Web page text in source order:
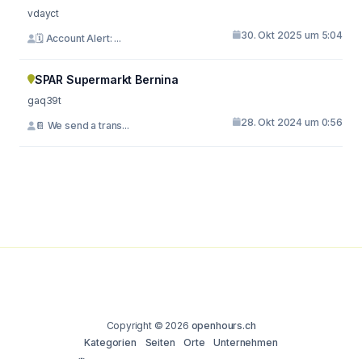
vdayct
🗓 Account Alert: ... 30. Okt 2025 um 5:04
SPAR Supermarkt Bernina
gaq39t
📔 We send a trans... 28. Okt 2024 um 0:56
Copyright © 2026 openhours.ch
Kategorien
Seiten Orte
Unternehmen